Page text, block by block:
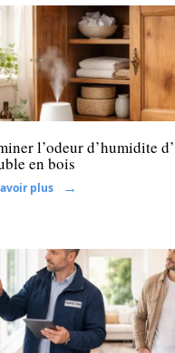
l’odeur d’humidite
en bois
plus